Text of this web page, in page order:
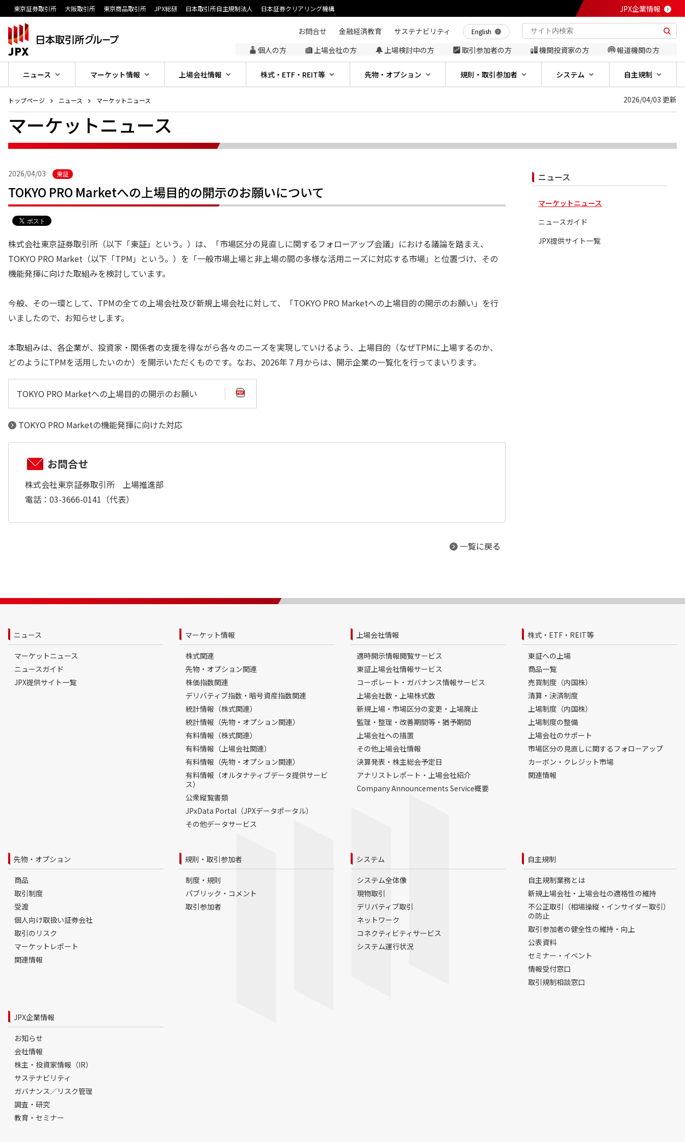
東京証券取引所 大阪取引所 東京商品取引所 JPX総研 日本取引所自主規制法人 日本証券クリアリング機構 JPX企業情報
ニュース マーケット情報 上場会社情報 株式・ETF・REIT等 先物・オプション 規則・取引参加者 システム 自主規制
個人の方 上場会社の方 上場検討中の方 取引参加者の方 機関投資家の方 報道機関の方
お問合せ 金融経済教育 サステナビリティ English
トップページ ニュース マーケットニュース 2026/04/03 更新
マーケットニュース
2026/04/03 東証
TOKYO PRO Marketへの上場目的の開示のお願いについて
株式会社東京証券取引所（以下「東証」という。）は、「市場区分の見直しに関するフォローアップ会議」における議論を踏まえ、
TOKYO PRO Market（以下「TPM」という。）を「一般市場上場と非上場の間の多様な活用ニーズに対応する市場」と位置づけ、その
機能発揮に向けた取組みを検討しています。
今般、その一環として、TPMの全ての上場会社及び新規上場会社に対して、「TOKYO PRO Marketへの上場目的の開示のお願い」を行
いましたので、お知らせします。
本取組みは、各企業が、投資家・関係者の支援を得ながら各々のニーズを実現していけるよう、上場目的（なぜTPMに上場するのか、
どのようにTPMを活用したいのか）を開示いただくものです。なお、2026年７月からは、開示企業の一覧化を行ってまいります。
TOKYO PRO Marketへの上場目的の開示のお願い
TOKYO PRO Marketの機能発揮に向けた対応
お問合せ
株式会社東京証券取引所 上場推進部
電話：03-3666-0141（代表）
一覧に戻る
ニュース
マーケットニュース
ニュースガイド
JPX提供サイト一覧
ニュース
マーケットニュース
ニュースガイド
JPX提供サイト一覧
マーケット情報
株式関連
先物・オプション関連
株価指数関連
デリバティブ指数・暗号資産指数関連
統計情報（株式関連）
統計情報（先物・オプション関連）
有料情報（株式関連）
有料情報（上場会社関連）
有料情報（先物・オプション関連）
有料情報（オルタナティブデータ提供サービ
ス）
公衆縦覧書類
JPxData Portal（JPXデータポータル）
その他データサービス
上場会社情報
適時開示情報閲覧サービス
東証上場会社情報サービス
コーポレート・ガバナンス情報サービス
上場会社数・上場株式数
新規上場・市場区分の変更・上場廃止
監理・整理・改善期間等・猶予期間
上場会社への措置
その他上場会社情報
決算発表・株主総会予定日
アナリストレポート・上場会社紹介
Company Announcements Service概要
株式・ETF・REIT等
東証への上場
商品一覧
売買制度（内国株）
清算・決済制度
上場制度（内国株）
上場制度の整備
上場会社のサポート
市場区分の見直しに関するフォローアップ
カーボン・クレジット市場
関連情報
先物・オプション
商品
取引制度
受渡
個人向け取扱い証券会社
取引のリスク
マーケットレポート
関連情報
規則・取引参加者
制度・規則
パブリック・コメント
取引参加者
システム
システム全体像
現物取引
デリバティブ取引
ネットワーク
コネクティビティサービス
システム運行状況
自主規制
自主規制業務とは
新規上場会社・上場会社の適格性の維持
不公正取引（相場操縦・インサイダー取引）
の防止
取引参加者の健全性の維持・向上
公表資料
セミナー・イベント
情報受付窓口
取引規制相談窓口
JPX企業情報
お知らせ
会社情報
株主・投資家情報（IR）
サステナビリティ
ガバナンス／リスク管理
調査・研究
教育・セミナー